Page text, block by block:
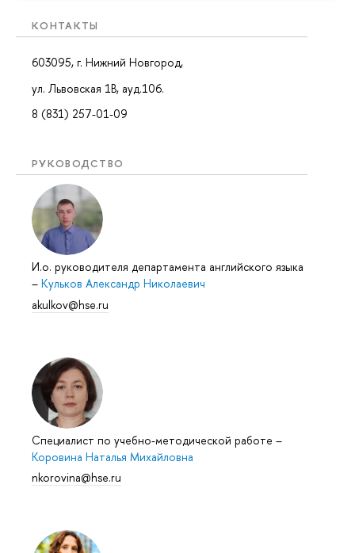
КОНТАКТЫ
603095, г. Нижний Новгород,
ул. Львовская 1В, ауд.106.
8 (831) 257-01-09
РУКОВОДСТВО
И.о. руководителя департамента английского языка
– Кульков Александр Николаевич
akulkov@hse.ru
Специалист по учебно-методической работе –
Коровина Наталья Михайловна
nkorovina@hse.ru